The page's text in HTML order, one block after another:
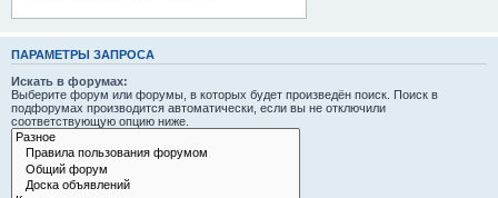
ПАРАМЕТРЫ ЗАПРОСА
Искать в форумах:
Выберите форум или форумы, в которых будет произведён поиск. Поиск в
подфорумах производится автоматически, если вы не отключили
соответствующую опцию ниже.